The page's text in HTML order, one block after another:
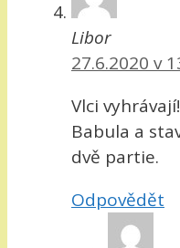
Libor
27.6.2020 v
Vlci
Babula a
dvě partie.
Odpovědět